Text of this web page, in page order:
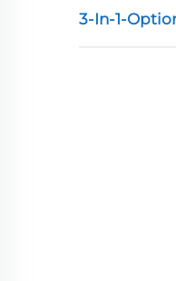
3-In-1-